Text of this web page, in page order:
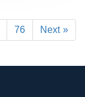
76 Next »